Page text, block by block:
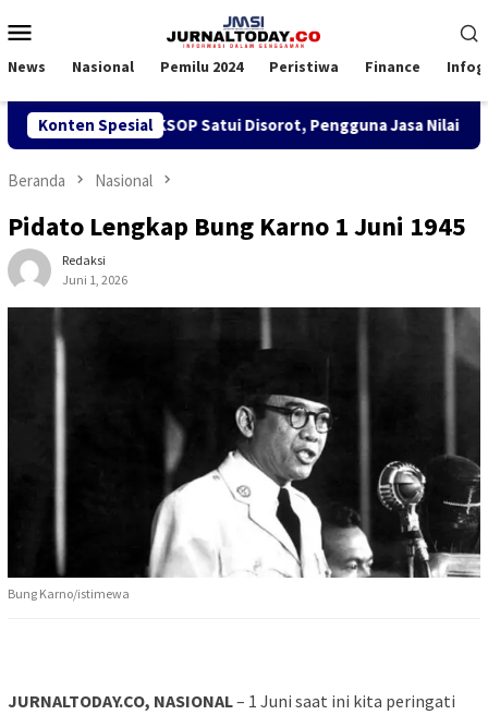
ke
Mobile
News Nasional Pemilu 2024 Peristiwa Finance
Konten Spesial
TKBM di KSOP Satui Disorot, Pengguna Jasa Nilai Ganggu
Beranda Nasional
Pidato Lengkap Bung Karno 1 Juni 1945
Redaksi
Juni 1, 2026
Bung Karno/istimewa
JURNALTODAY.CO, NASIONAL– 1 Juni saat ini kita peringati